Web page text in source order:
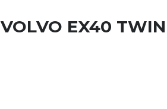
VOLVO EX40